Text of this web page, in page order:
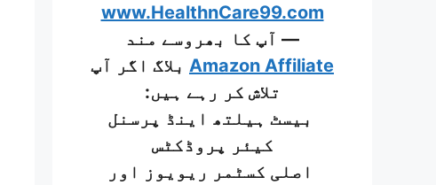
www.HealthnCare99.com
— آپ کا بھروسے مند
Amazon Affiliate بلاگ اگر آپ
تلاش کر رہے ہیں:
بیسٹ ہیلتھ اینڈ پرسنل
کیئر پروڈکٹس
اصلی کسٹمر ریویوز اور